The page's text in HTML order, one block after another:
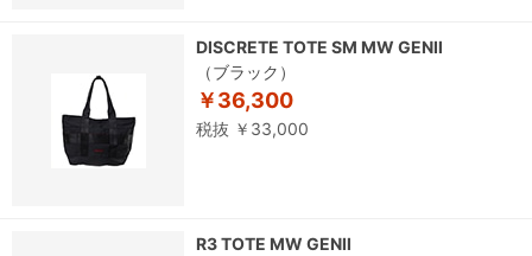
DISCRETE TOTE SM MW GENⅡ
（ブラック）
￥36,300
税抜 ￥33,000
R3 TOTE MW GENⅡ